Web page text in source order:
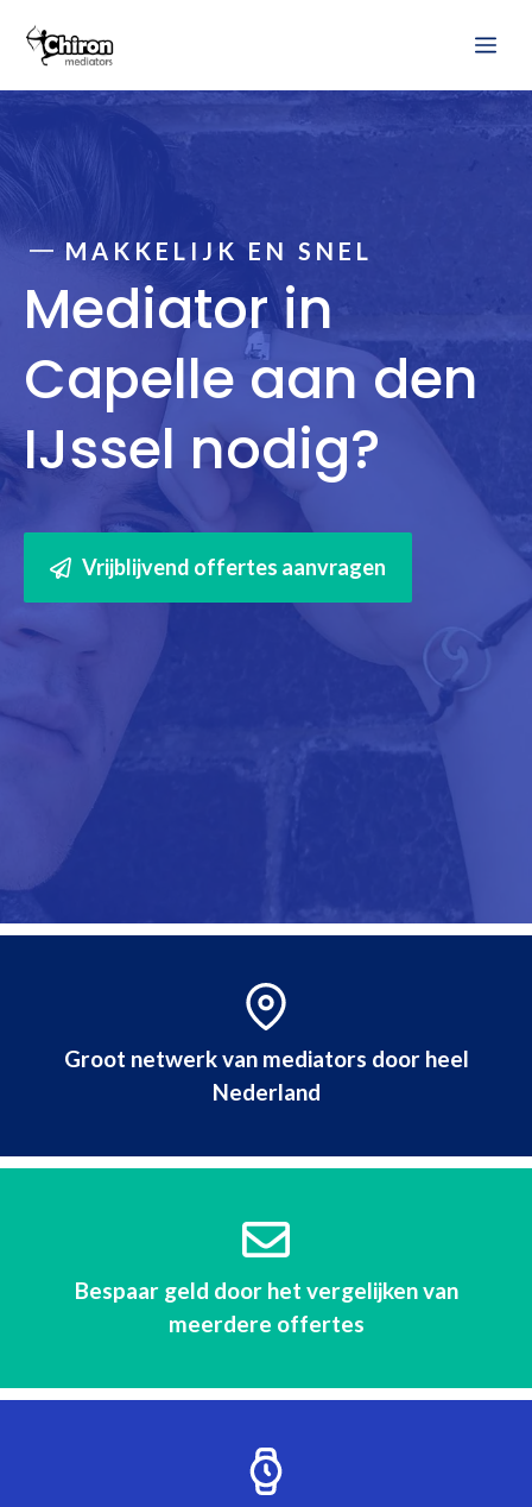
naar
MAKKELIJK EN SNEL
Mediator in
Capelle aan den
IJssel nodig?
Vrijblijvend offertes aanvragen
Groot netwerk van mediators door heel
Nederland
Bespaar geld door het vergelijken van
meerdere offertes